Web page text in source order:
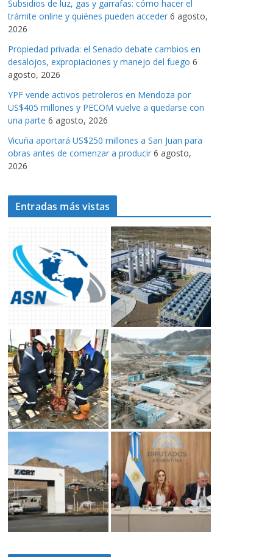
a
s
Subsidios de luz, gas y garrafas: cómo hacer el
trámite online y quiénes pueden acceder 6 agosto,
2026
Propiedad privada: el Senado debate cambios en
desalojos, expropiaciones y manejo del fuego 6
agosto, 2026
YPF vende activos petroleros en Mendoza por
US$405 millones y PECOM vuelve a quedarse con
una parte 6 agosto, 2026
Vicuña aportará US$250 millones a San Juan para
obras antes de comenzar a producir 6 agosto,
2026
Entradas más vistas